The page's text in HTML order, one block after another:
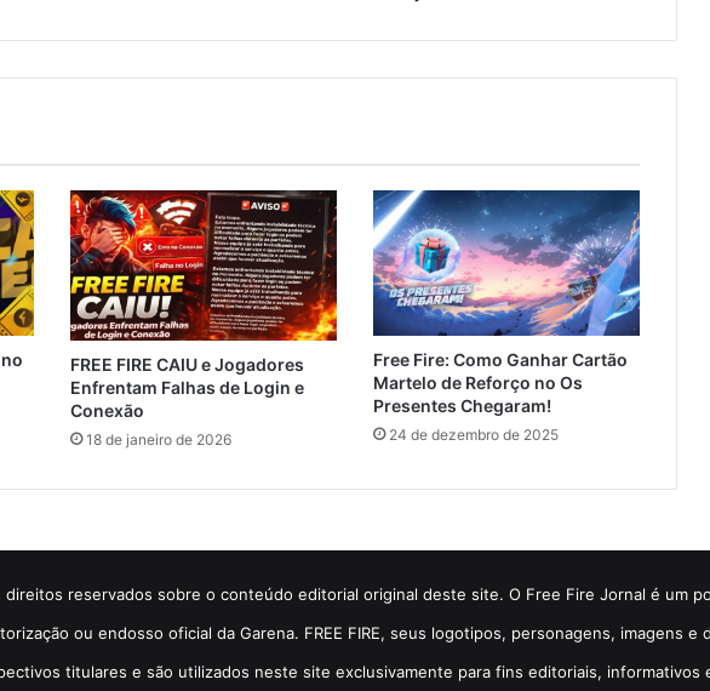
FREE FIRE CAIU e Jogadores
Enfrentam Falhas de Login e
Conexão
18 de janeiro de 2026
Free Fire: Como Ganhar Cartão
Martelo de Reforço no Os
Presentes Chegaram!
24 de dezembro de 2025
reservados sobre o conteúdo editorial original deste site. O Free Fire Jornal é um
ou endosso oficial da Garena. FREE FIRE, seus logotipos, personagens, imagens
titulares e são utilizados neste site exclusivamente para fins editoriais, informativos